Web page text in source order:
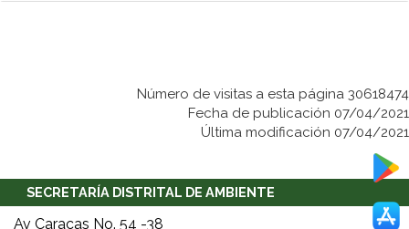
Número de visitas a esta página 30618474
Fecha de publicación 07/04/2021
Última modificación 07/04/2021
SECRETARÍA DISTRITAL DE AMBIENTE
Av Caracas No. 54 -38